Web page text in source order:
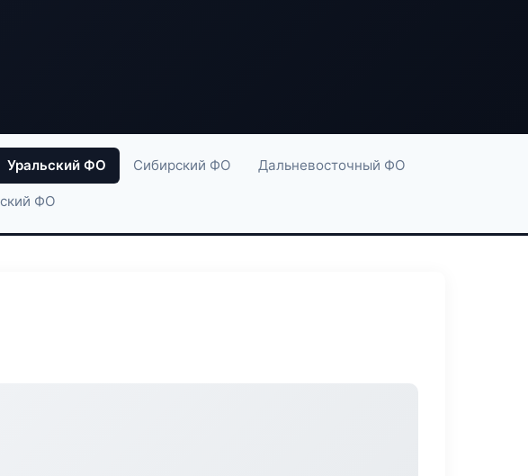
Уральский ФО Сибирский ФО Дальневосточный ФО
ФО